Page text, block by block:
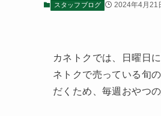
スタッフブログ 2024年4月21
カネトクでは、日曜日
ネトクで売っている旬
だくため、毎週おやつ